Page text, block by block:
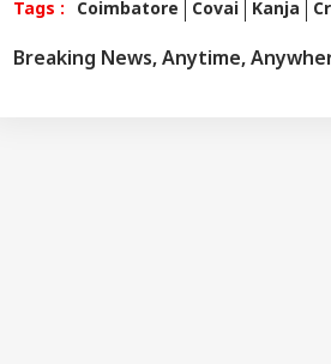
Tags : Coimbatore Covai Kanja
Breaking News, Anytime,